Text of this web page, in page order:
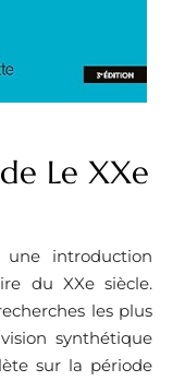
Le XXe
une introduction
du XXe siècle.
les plus
synthétique
sur la période